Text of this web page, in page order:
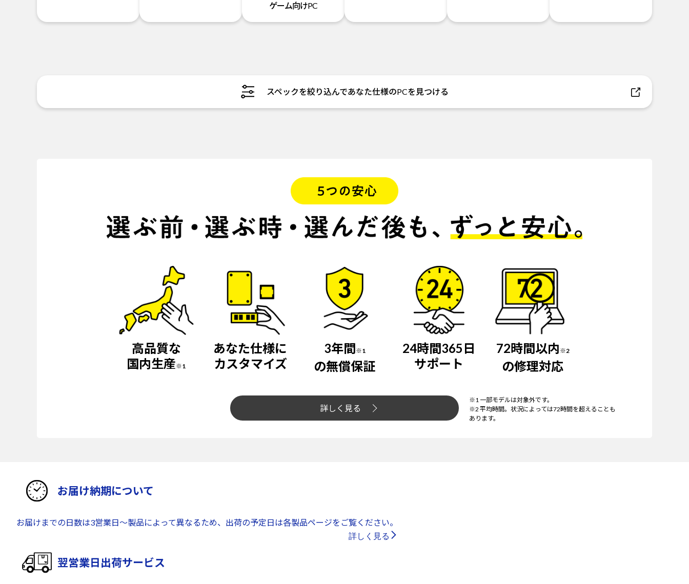
ゲーム向けPC
スペックを絞り込んであなた仕様のPCを見つける
高品質な
国内生産※1
あなた仕様に
カスタマイズ
3年間※1
の無償保証
24時間365日
サポート
72時間以内 ※2
の修理対応
詳しく見る
※1 一部モデルは対象外です。
※2 平均時間。状況によっては72時間を超えることも
あります。
お届け納期について
お届けまでの日数は3営業日～製品によって異なるため、出荷の予定日は各製品ページをご覧ください。
詳しく見る
翌営業日出荷サービス